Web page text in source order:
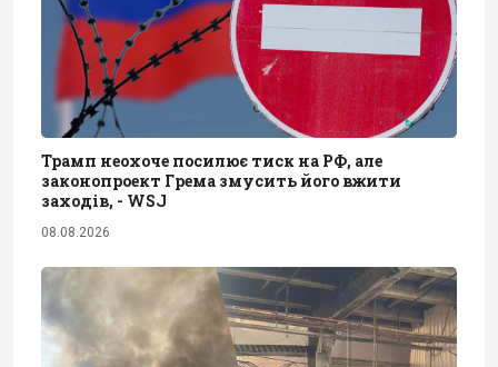
Трамп неохоче посилює тиск на РФ, але
законопроект Грема змусить його вжити
заходів, - WSJ
08.08.2026